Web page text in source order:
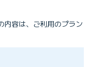
内容は、ご利用のプラン